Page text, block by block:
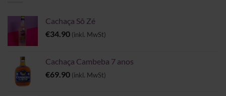
Cachaça Sô Zé
€34.90 (inkl. MwSt)
Cachaça Cambeba 7 anos
€69.90 (inkl. MwSt)